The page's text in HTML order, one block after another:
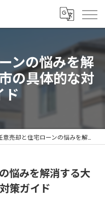
ンの悩みを解
の具体的な対
ド
売却と住宅ローンの悩みを解消する大阪府守口市の具体的な対策ガイド
悩みを解消する大
策ガイド